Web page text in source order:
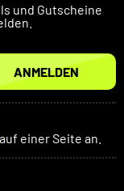
und Gutscheine
ANMELDEN
auf einer Seite an.